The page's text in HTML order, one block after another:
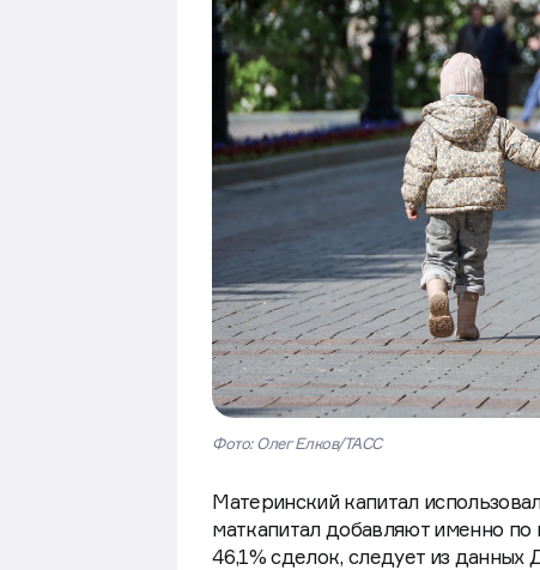
Фото: Олег Елков/ТАСС
Материнский капитал
маткапитал добавляют именно
46,1% сделок, следует из данных